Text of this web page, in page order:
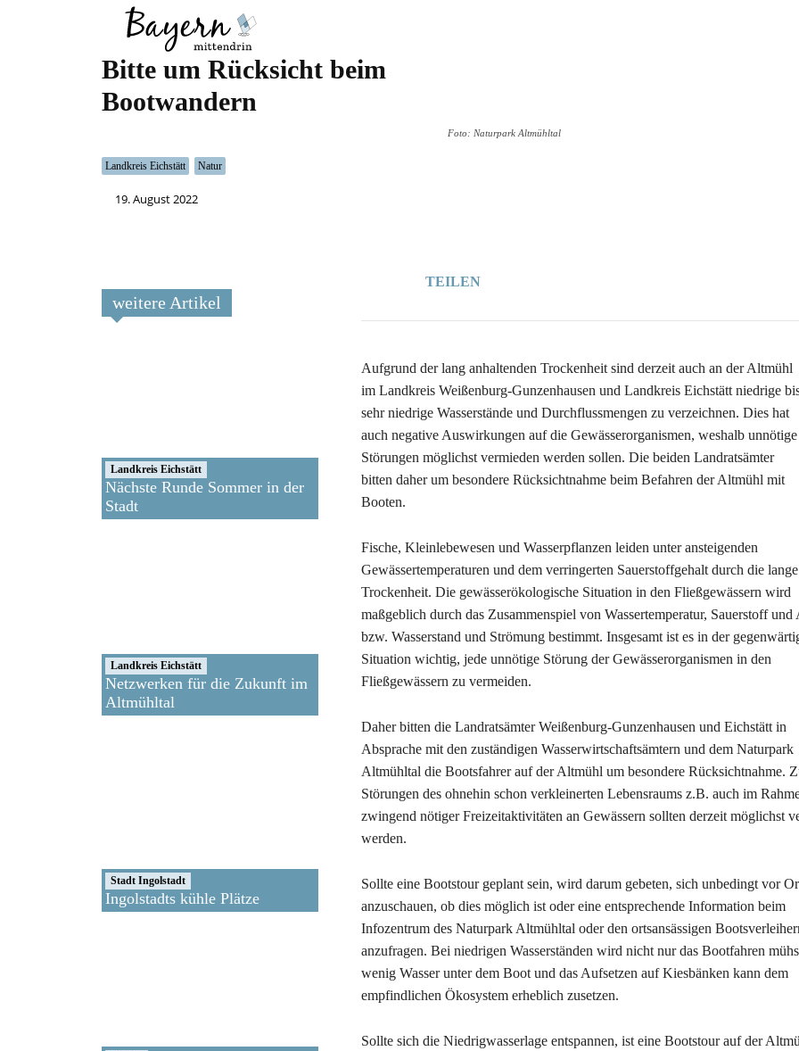
Bitte um Rücksicht beim
Bootwandern
Landkreis Eichstätt Natur
19. August 2022
Foto: Naturpark Altmühltal
weitere Artikel
Landkreis Eichstätt
Nächste Runde Sommer in der
Stadt
Landkreis Eichstätt
Netzwerken für die Zukunft im
Altmühltal
Stadt Ingolstadt
Ingolstadts kühle Plätze
TEILEN
Aufgrund der lang anhaltenden Trockenheit sind derzeit auch an der Altmühl
im Landkreis Weißenburg-Gunzenhausen und Landkreis Eichstätt niedrige
sehr niedrige Wasserstände und Durchflussmengen zu verzeichnen. Dies hat
auch negative Auswirkungen auf die Gewässerorganismen, weshalb unnötige
Störungen möglichst vermieden werden sollen. Die beiden Landratsämter
bitten daher um besondere Rücksichtnahme beim Befahren der Altmühl mit
Booten.
Fische, Kleinlebewesen und Wasserpflanzen leiden unter ansteigenden
Gewässertemperaturen und dem verringerten Sauerstoffgehalt durch die lange
Trockenheit. Die gewässerökologische Situation in den Fließgewässern wird
maßgeblich durch das Zusammenspiel von Wassertemperatur, Sauerstoff und
bzw. Wasserstand und Strömung bestimmt. Insgesamt ist es in der
Situation wichtig, jede unnötige Störung der Gewässerorganismen in den
Fließgewässern zu vermeiden.
Daher bitten die Landratsämter Weißenburg-Gunzenhausen und Eichstätt in
Absprache mit den zuständigen Wasserwirtschaftsämtern und dem Naturpark
Altmühltal die Bootsfahrer auf der Altmühl um besondere Rücksichtnahme.
Störungen des ohnehin schon verkleinerten Lebensraums z.B. auch im
zwingend nötiger Freizeitaktivitäten an Gewässern sollten derzeit möglichst
werden.
Sollte eine Bootstour geplant sein, wird darum gebeten, sich unbedingt vor
anzuschauen, ob dies möglich ist oder eine entsprechende Information beim
Infozentrum des Naturpark Altmühltal oder den ortsansässigen
anzufragen. Bei niedrigen Wasserständen wird nicht nur das Bootfahren
wenig Wasser unter dem Boot und das Aufsetzen auf Kiesbänken kann dem
empfindlichen Ökosystem erheblich zusetzen.
Sollte sich die Niedrigwasserlage entspannen, ist eine Bootstour auf der